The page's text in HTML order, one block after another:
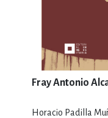
Fray Antonio
Horacio Padilla